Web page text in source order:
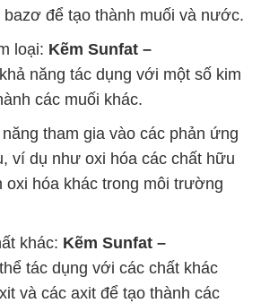
để tạo thành muối và nước.
loại: Kẽm Sunfat –
năng tác dụng với một số kim
các muối khác.
tham gia vào các phản ứng
ví dụ như oxi hóa các chất hữu
oxi hóa khác trong môi trường
khác: Kẽm Sunfat –
tác dụng với các chất khác
và các axit để tạo thành các